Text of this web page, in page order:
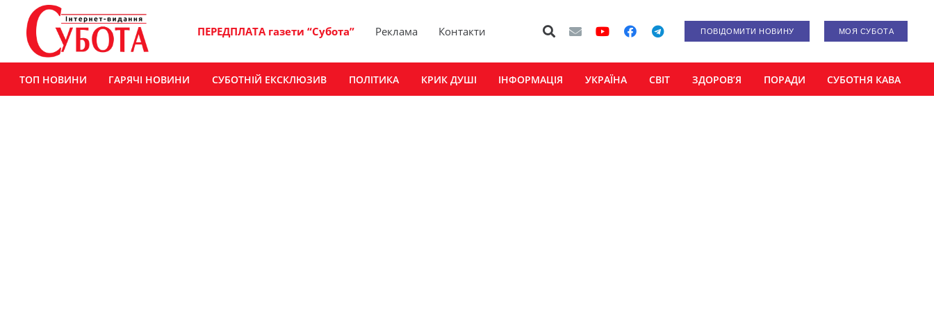
ПЕРЕДПЛАТА газети “Субота” Реклама Контакти ПОВІДОМИТИ НОВИНУ МОЯ СУБОТА
ТОП НОВИНИ ГАРЯЧІ НОВИНИ СУБОТНІЙ ЕКСКЛЮЗИВ ПОЛІТИКА КРИК ДУШІ ІНФОРМАЦІЯ УКРАЇНА СВІТ ЗДОРОВ’Я ПОРАДИ СУБОТНЯ КАВА